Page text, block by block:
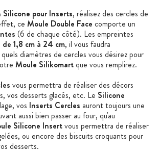
pour Inserts, réalisez des cercles de
ce Moule Double Face comporte un
(6 de chaque côté). Les empreintes
de 1,8 cm à 24 cm, il vous faudra
diamètres de cercles vous désirez pour
Moule Silikomart que vous remplirez.
vous permettra de réaliser des décors
vos desserts glacés, etc. Le Silicone
vos Inserts Cercles auront toujours une
aussi bien passer au four, qu'au
Silicone Insertvous permettra de réaliser
ou encore des biscuits croquants pour
desserts.